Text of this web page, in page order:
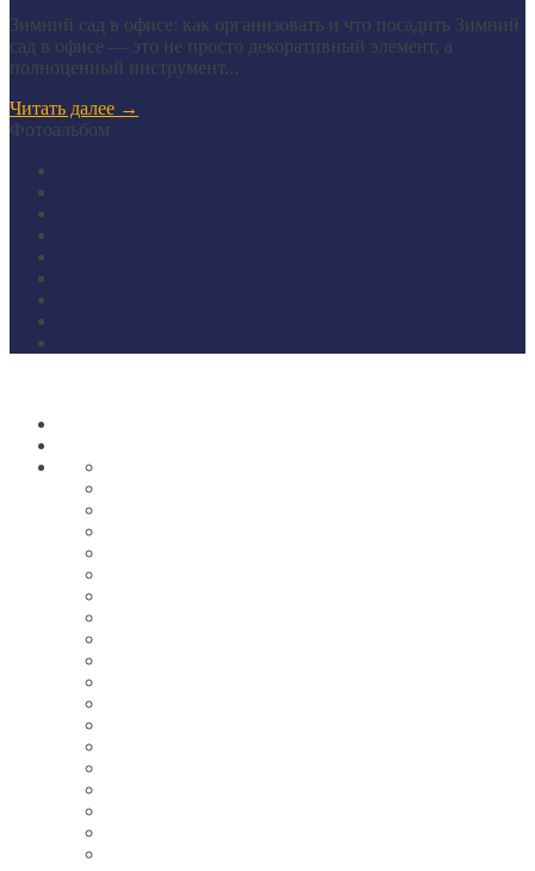
Зимний сад в офисе: как организовать и что посадить Зимний
сад в офисе — это не просто декоративный элемент, а
полноценный инструмент...
Читать далее →
Фотоальбом